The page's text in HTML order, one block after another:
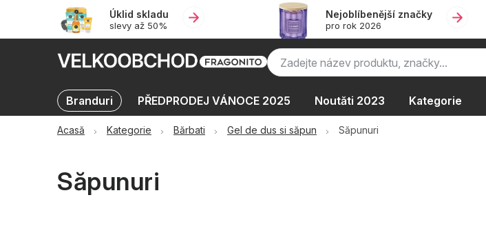
conținut
Úklid skladu
slevy až 50%
Nejoblíbenější značky
pro rok 2026
Branduri PŘEDPRODEJ VÁNOCE 2025 Noutăti 2023 Kategorie
KATALOGY Oblíbené kolekce Promotie Podle typu provozu
Acasă Kategorie Bărbati Gel de dus si săpun Săpunuri
Săpunuri